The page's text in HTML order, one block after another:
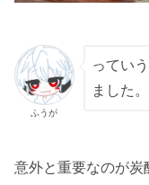
ふうが
ってい
ました。
意外と重要なのが炭